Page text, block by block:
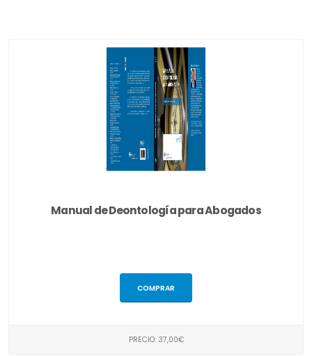
Manual de Deontología para Abogados
COMPRAR
PRECIO: 37,00€